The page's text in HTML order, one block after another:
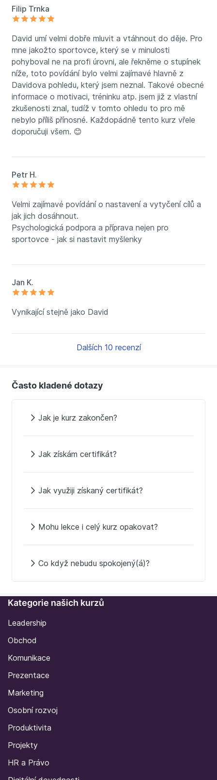
Filip Trnka
David umí velmi dobře mluvit a vtáhnout do děje. Pro
mne jakožto sportovce, který se v minulosti
pohyboval ne na profi úrovni, ale řekněme o stupínek
níže, toto povídání bylo velmi zajímavé hlavně z
Davidova pohledu, který jsem neznal. Takové obecné
informace o motivaci, tréninku atp. jsem již z vlastní
zkušenosti znal, tudíž v tomto ohledu to pro mě
nebylo příliš přínosné. Každopádně tento kurz vřele
doporučuji všem. 😊
Petr H.
Velmi zajímavé povídání o nastavení a vytyčení cílů a
jak jich dosáhnout.
Psychologická podpora a příprava nejen pro
sportovce - jak si nastavit myšlenky
Jan K.
Vynikající stejně jako David
Dalších 10 recenzí
Často kladené dotazy
Jak je kurz zakončen?
Jak získám certifikát?
Jak využiji získaný certifikát?
Mohu lekce i celý kurz opakovat?
Co když nebudu spokojený(á)?
Kategorie našich kurzů
Leadership
Obchod
Komunikace
Prezentace
Marketing
Osobní rozvoj
Produktivita
Projekty
HR a Právo